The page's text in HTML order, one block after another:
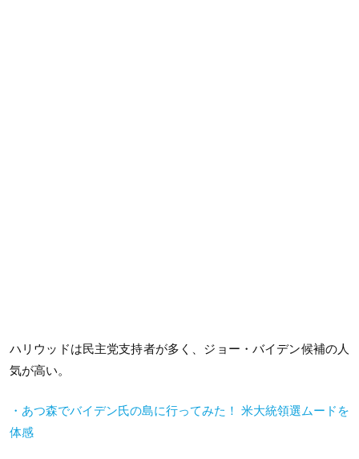
ハリウッドは民主党支持者が多く、ジョー・バイデン候補の人
気が高い。
・あつ森でバイデン氏の島に行ってみた！ 米大統領選ムードを
体感